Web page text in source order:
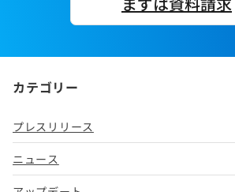
カテゴリー
プレスリリース
ニュース